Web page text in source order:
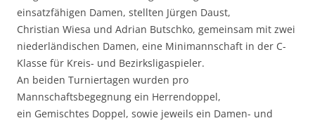
einsatzfähigen Damen, stellten Jürgen Daust,
Christian Wiesa und Adrian Butschko, gemeinsam mit zwei
niederländischen Damen, eine Minimannschaft in der C-
Klasse für Kreis- und Bezirksligaspieler.
An beiden Turniertagen wurden pro
Mannschaftsbegegnung ein Herrendoppel,
ein Gemischtes Doppel, sowie jeweils ein Damen- und